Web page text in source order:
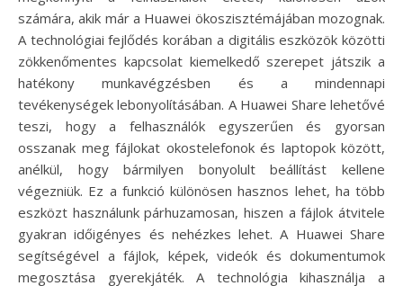
számára, akik már a Huawei ökoszisztémájában mozognak.
A technológiai fejlődés korában a digitális eszközök közötti
zökkenőmentes kapcsolat kiemelkedő szerepet játszik a
hatékony munkavégzésben és a mindennapi
tevékenységek lebonyolításában. A Huawei Share lehetővé
teszi, hogy a felhasználók egyszerűen és gyorsan
osszanak meg fájlokat okostelefonok és laptopok között,
anélkül, hogy bármilyen bonyolult beállítást kellene
végezniük. Ez a funkció különösen hasznos lehet, ha több
eszközt használunk párhuzamosan, hiszen a fájlok átvitele
gyakran időigényes és nehézkes lehet. A Huawei Share
segítségével a fájlok, képek, videók és dokumentumok
megosztása gyerekjáték. A technológia kihasználja a